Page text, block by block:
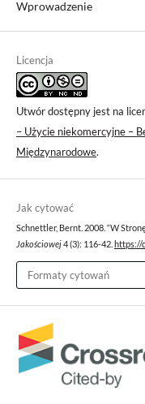
Wprowadzenie
Licencja
Utwór dostępny jest na
– Użycie niekomercyjne –
Międzynarodowe.
Jak cytować
Schnettler, Bernt. 2008. “W
Jakościowej4 (3): 116-42. https://
Formaty cytowań